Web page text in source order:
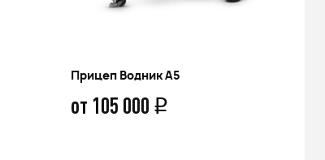
Прицеп Водник А5
от 105 000 q